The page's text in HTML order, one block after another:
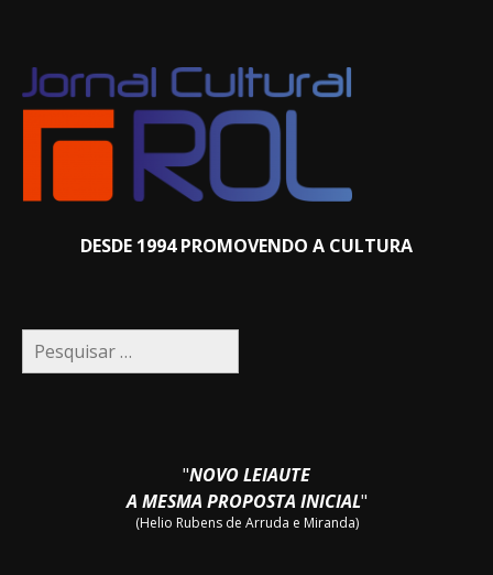
DESDE 1994 PROMOVENDO A CULTURA
Pesquisar
por:
"NOVO LEIAUTE
A MESMA PROPOSTA INICIAL"
(Helio Rubens de Arruda e Miranda)